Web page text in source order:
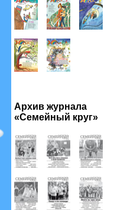
Архив журнала
«Семейный круг»